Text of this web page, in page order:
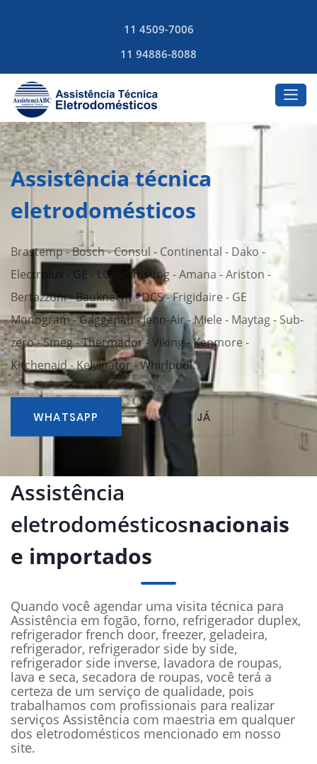
11 4509-7006
11 94886-8088
Assistência técnica
eletrodomésticos
Brastemp - Bosch - Consul - Continental - Dako -
Electrolux - GE - LG - Samsung - Amana - Ariston -
Bertazzoni - Bauknecht - DCS - Frigidaire - GE
Monogram - Gaggenau - Jenn-Air - Miele - Maytag - Sub-
zero - Smeg - Thermador - Viking - Kenmore -
Kitchenaid - Kelvinator - Whirlpool.
WHATSAPP LIGUE JÁ
Assistência
eletrodomésticosnacionais
e importados
Quando você agendar uma visita técnica para
Assistência em fogão, forno, refrigerador duplex,
refrigerador french door, freezer, geladeira,
refrigerador, refrigerador side by side,
refrigerador side inverse, lavadora de roupas,
lava e seca, secadora de roupas, você terá a
certeza de um serviço de qualidade, pois
trabalhamos com profissionais para realizar
serviços Assistência com maestria em qualquer
dos eletrodomésticos mencionado em nosso
site.